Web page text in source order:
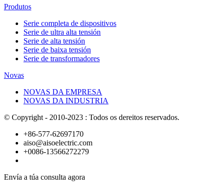
Produtos
Serie completa de dispositivos
Serie de ultra alta tensión
Serie de alta tensión
Serie de baixa tensión
Serie de transformadores
Novas
NOVAS DA EMPRESA
NOVAS DA INDUSTRIA
© Copyright - 2010-2023 : Todos os dereitos reservados.
+86-577-62697170
aiso@aisoelectric.com
+0086-13566272279
Envía a túa consulta agora